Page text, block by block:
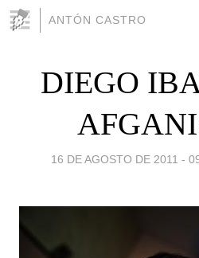
ANTÓN CASTRO
DIEGO
16 DE AGOSTO DE 2011 -